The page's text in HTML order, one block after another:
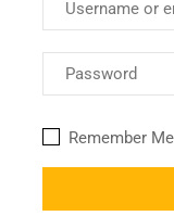
Remember Me